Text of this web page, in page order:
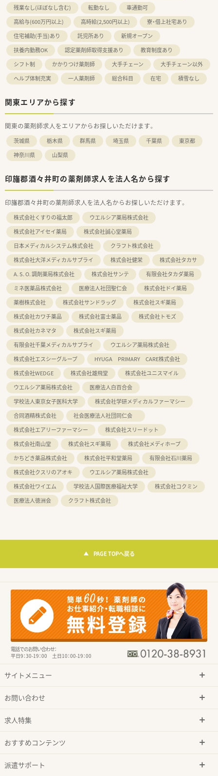
残業なし(ほぼなし含む)
転勤なし
車通勤可
高給与(600万円以上)
高時給(2,500円以上)
寮・借上社宅あり
住宅補助(手当)あり
託児所あり
新規オープン
扶養内勤務OK
認定薬剤師取得支援あり
教育制度あり
シフト制
かかりつけ薬剤師 大手チェーン
大手チェーン以外
ヘルプ体制充実
一人薬剤師 総合科目 在宅 積雪なし
関東エリアから探す
関東の薬剤師求人をエリアからお探しいただけます。
茨城県 栃木県 群馬県 埼玉県 千葉県
東京都
神奈川県
山梨県
印旛郡酒々井町の薬剤師求人を法人名から探す
印旛郡酒々井町の薬剤師求人を法人名からお探しいただけます。
株式会社くすりの福太郎
ウエルシア薬局株式会社
株式会社アイセイ薬局
株式会社誠心堂薬局
日本メディカルシステム株式会社
クラフト株式会社
株式会社大洋メディカルサプライ
株式会社健栄
株式会社タカサ
A. S. O. 調剤薬局株式会社
株式会社サンテ
有限会社タカダ薬局
ミネ医薬品株式会社
医療法人社団聖仁会
株式会社ドイ薬局
薬樹株式会社
株式会社サンドラッグ
株式会社スギ薬局
株式会社カワチ薬品
株式会社富士薬品
株式会社トモズ
株式会社カネマタ
株式会社スギ薬局
有限会社千葉メディカルサプライ
ウエルシア薬局株式会社
株式会社エスシーグループ
HYUGA PRIMARY CARE株式会社
株式会社WEDGE
株式会社雄飛堂
株式会社ユニスマイル
ウエルシア薬局株式会社
医療法人白百合会
学校法人東京女子医科大学
株式会社学研メディカルファーマシー
合同酒精株式会社
社会医療法人社団同仁会
株式会社エアリーファーマシー
株式会社スリードット
株式会社南山堂
株式会社スギ薬局
株式会社メディホープ
かちどき薬品株式会社
株式会社平和堂薬局
有限会社石川薬局
株式会社クスリのアオキ
ウエルシア薬局株式会社
株式会社ワイエム
学校法人国際医療福祉大学
株式会社コクミン
医療法人徳洲会
クラフト株式会社
PAGE TOPへ戻る
電話でのお問い合わせ：
平日9：30-19：00 土日10：00-19：00
サイトメニュー
お問い合わせ
求人特集
おすすめコンテンツ
派遣サポート